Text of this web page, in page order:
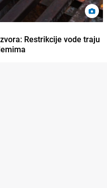
Restrikcije vode traju